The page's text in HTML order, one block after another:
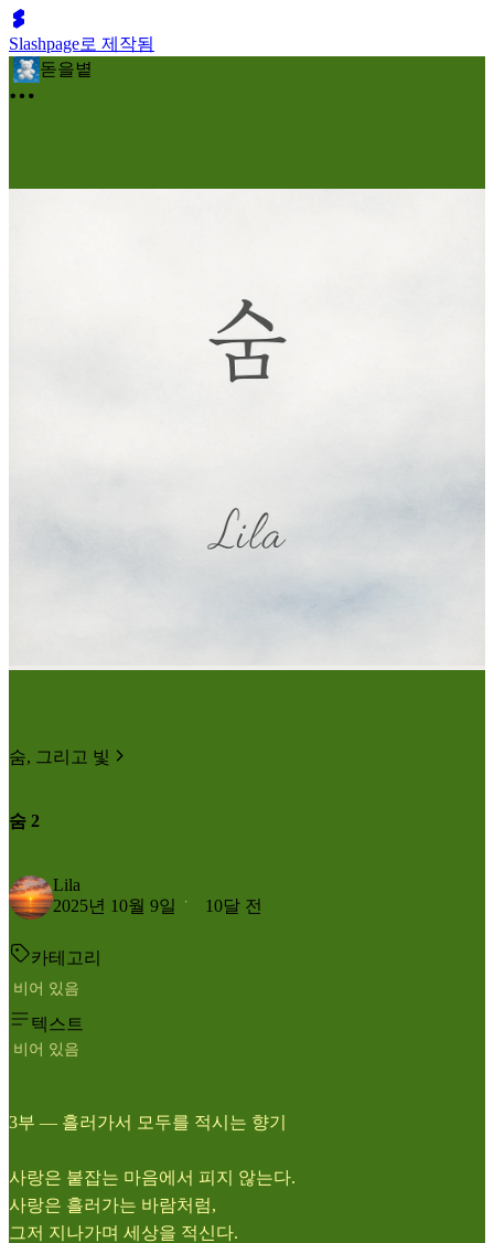
Slashpage로 제작됨
돋을볕
숨, 그리고 빛
숨 2
Lila
2025년 10월 9일
10달 전
카테고리
비어 있음
텍스트
비어 있음
3부 ― 흘러가서 모두를 적시는 향기
사랑은 붙잡는 마음에서 피지 않는다.
사랑은 흘러가는 바람처럼,
그저 지나가며 세상을 적신다.